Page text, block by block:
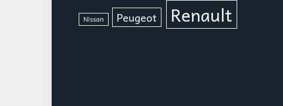
Nissan Peugeot Renault